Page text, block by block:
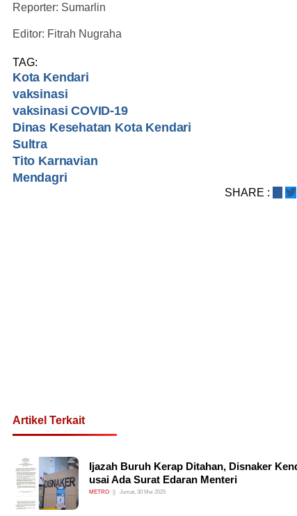
Reporter: Sumarlin
Editor: Fitrah Nugraha
TAG:
Kota Kendari
vaksinasi
vaksinasi COVID-19
Dinas Kesehatan Kota Kendari
Sultra
Tito Karnavian
Mendagri
SHARE :
Artikel Terkait
Ijazah Buruh Kerap Ditahan, Disnaker
usai Ada Surat Edaran Menteri
METRO Jumat, 30 Mei 2025